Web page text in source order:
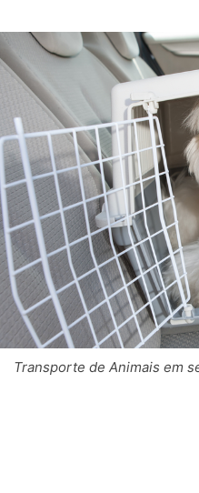
Transporte de Animais em